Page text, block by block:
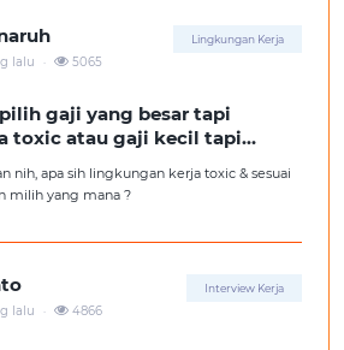
Lingkungan Kerja
lalu 5065
gaji yang besar tapi
toxic atau gaji kecil tapi
nih, apa sih lingkungan kerja toxic & sesuai
milih yang mana ?
Interview Kerja
lalu 4866